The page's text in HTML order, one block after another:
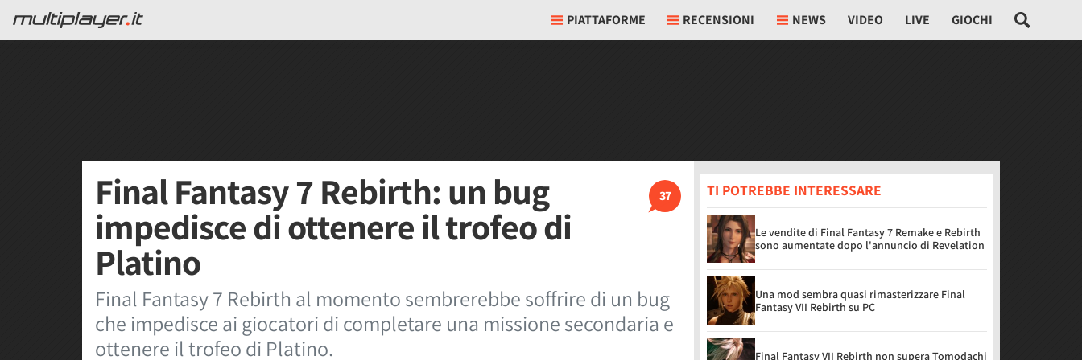
PIATTAFORME RECENSIONI NEWS VIDEO LIVE GIOCHI
37
Final Fantasy 7 Rebirth: un bug
impedisce di ottenere il trofeo di
Platino
Final Fantasy 7 Rebirth al momento sembrerebbe soffrire di un bug
che impedisce ai giocatori di completare una missione secondaria e
ottenere il trofeo di Platino.
TI POTREBBE INTERESSARE
Le vendite di Final Fantasy 7 Remake e Rebirth
sono aumentate dopo l'annuncio di Revelation
Una mod sembra quasi rimasterizzare Final
Fantasy VII Rebirth su PC
Final Fantasy VII Rebirth non supera Tomodachi